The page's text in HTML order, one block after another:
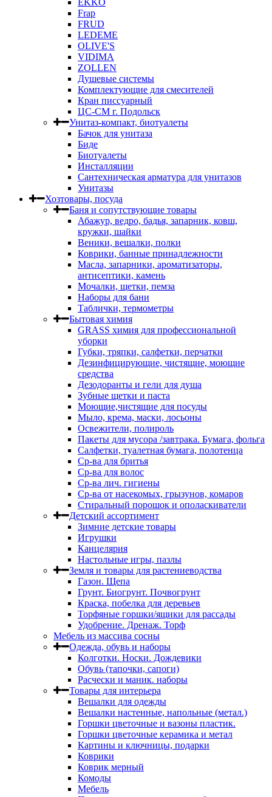
EKKO
Frap
FRUD
LEDEME
OLIVE'S
VIDIMA
ZOLLEN
Душевые системы
Комплектующие для смесителей
Кран писсуарный
ЦС-СМ г. Подольск
Унитаз-компакт, биотуалеты
Бачок для унитаза
Биде
Биотуалеты
Инсталляции
Сантехническая арматура для унитазов
Унитазы
Хозтовары, посуда
Баня и сопутствующие товары
Абажур, ведро, бадья, запарник, ковш,
кружки, шайки
Веники, вешалки, полки
Коврики, банные принадлежности
Масла, запарники, ароматизаторы,
антисептики, камень
Мочалки, щетки, пемза
Наборы для бани
Таблички, термометры
Бытовая химия
GRASS химия для профессиональной
уборки
Губки, тряпки, салфетки, перчатки
Дезинфицирующие, чистящие, моющие
средства
Дезодоранты и гели для душа
Зубные щетки и паста
Моющие,чистящие для посуды
Мыло, крема, маски, лосьоны
Освежители, полироль
Пакеты для мусора /завтрака. Бумага, фольга
Салфетки, туалетная бумага, полотенца
Ср-ва для бритья
Ср-ва для волос
Ср-ва лич. гигиены
Ср-ва от насекомых, грызунов, комаров
Стиральный порошок и ополаскиватели
Детский ассортимент
Зимние детские товары
Игрушки
Канцелярия
Настольные игры, пазлы
Земля и товары для растениеводства
Газон. Щепа
Грунт. Биогрунт. Почвогрунт
Краска, побелка для деревьев
Торфяные горшки/ящики для рассады
Удобрение. Дренаж. Торф
Мебель из массива сосны
Одежда, обувь и наборы
Колготки. Носки. Дождевики
Обувь (тапочки, сапоги)
Расчески и маник. наборы
Товары для интерьера
Вешалки для одежды
Вешалки настенные, напольные (метал.)
Горшки цветочные и вазоны пластик.
Горшки цветочные керамика и метал
Картины и ключницы, подарки
Коврики
Коврик мерный
Комоды
Мебель